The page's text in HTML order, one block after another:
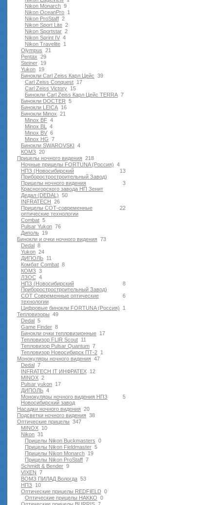
9
Nikon Monarch
1
Nikon OceanPro
2
Nikon ProStaff
2
Nikon Sport Lite
2
Nikon Sportstar
4
Nikon Sprint IV
1
Nikon Travelite
21
Olympus
29
Pentax
19
Steiner
19
Yukon
39
Бинокли Carl Zeiss Карл Цейс
17
Carl Zeiss Conquest
15
Carl Zeiss Victory
7
Бинокли Carl Zeiss Карл Цейс TERRA
5
Бинокли DOCTER
16
Бинокли LEICA
21
Бинокли Minox
4
Minox BF
4
Minox BL
6
Minox BV
7
Minox HG
4
Бинокли SWAROVSKI
20
КОМЗ
218
Прицелы ночного видения
4
Ночные прицелы FORTUNA (Россия)
13
НПЗ (Новосибирский
Приборостростроительный Завод)
3
Прицелы ночного видения
Красногорского завода НП Зенит
50
Дедал (DEDAL)
26
INFRATECH
22
Прицелы СОТ-современные
оптические технологии
5
Combat
76
Pulsar Yukon
19
Диполь
73
Бинокли и очки ночного видения
8
Dedal
24
Yukon
11
ДИПОЛЬ
8
Комбат Combat
3
КОМЗ
4
ЛЗОС
8
НПЗ (Новосибирский
Приборостростроительный Завод)
6
СОТ Современные оптические
технологии
1
Цифровые бинокли FORTUNA (Россия)
49
Тепловизоры
5
Dedal
8
Game Finder
17
Бинокли очки тепловизионные
11
Тепловизор FLIR Scout
7
Тепловизор Pulsar Quantum
1
Тепловизор Новосибирск ПТ-2
47
Монокуляры ночного видения
7
Dedal
12
INFRATECH IT ИНФРАТЕХ
2
MINOX
17
Pulsar yukon
4
ДИПОЛЬ
5
Монокуляры ночного видения НПЗ
Новосибирский завод
20
Насадки ночного видения
38
Подсветки ночного видения
347
Оптические прицелы
10
MINOX
31
Nikon
0
Прицелы Nikon Buckmasters
5
Прицелы Nikon Fieldmaster
19
Прицелы Nikon Monarch
7
Прицелы Nikon ProStaff
9
Schmidt & Bender
7
VIXEN
53
ВОМЗ ПИЛАД Вологда
10
НПЗ
0
Оптические прицелы REDFIELD
0
Оптические прицелы HAKKO